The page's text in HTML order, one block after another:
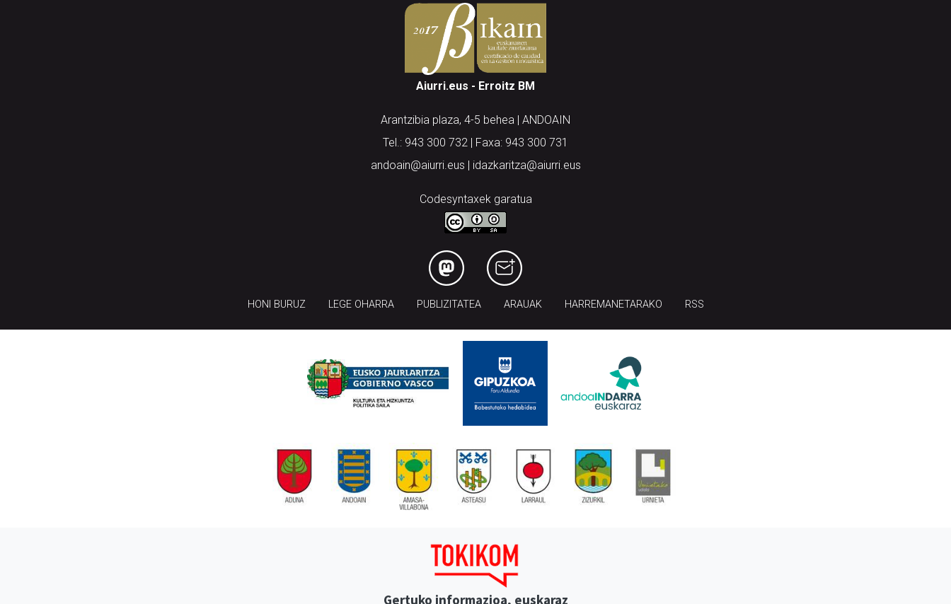
Aiurri.eus - Erroitz BM
Arantzibia plaza, 4-5 behea | ANDOAIN
Tel.: 943 300 732 | Faxa: 943 300 731
andoain@aiurri.eus | idazkaritza@aiurri.eus
Codesyntaxek garatua
HONI BURUZ LEGE OHARRA PUBLIZITATEA ARAUAK HARREMANETARAKO RSS
Gertuko informazioa, euskaraz